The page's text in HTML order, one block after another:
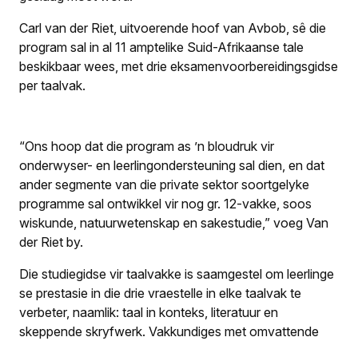
Carl van der Riet, uitvoerende hoof van Avbob, sê die
program sal in al 11 amptelike Suid-Afrikaanse tale
beskikbaar wees, met drie eksamenvoorbereidingsgidse
per taalvak.
“Ons hoop dat die program as ’n bloudruk vir
onderwyser- en leerling­ondersteuning sal dien, en dat
ander segmente van die private sektor soortgelyke
programme sal ontwikkel vir nog gr. 12-vakke, soos
wiskunde, natuurwetenskap en sakestudie,” voeg Van
der Riet by.
Die studiegidse vir taalvakke is saamgestel om leerlinge
se prestasie in die drie vraestelle in elke taalvak te
verbeter, naamlik: taal in konteks, literatuur en
skeppende skryfwerk. Vakkundiges met omvattende